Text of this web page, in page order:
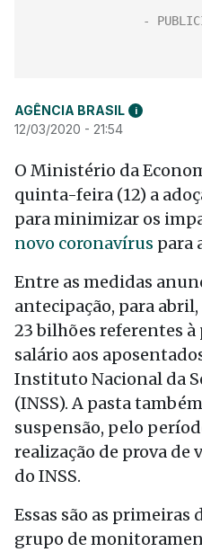
AGÊNCIA BRASIL i
12/03/2020 - 21:54
O Ministério da
quinta-feira (12) a
para minimizar os
novo coronavírus para
Entre as medidas
antecipação, para
23 bilhões referentes à
salário aos
Instituto Nacional da
(INSS). A pasta
suspensão, pelo
realização de prova de
do INSS.
Essas são as primeiras
grupo de